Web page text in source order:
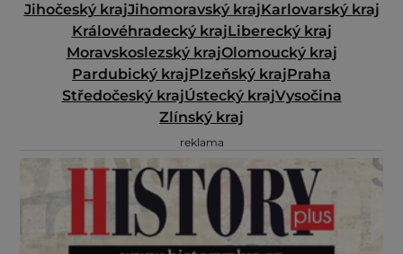
Jihočeský krajJihomoravský krajKarlovarský kraj
Královéhradecký krajLiberecký kraj
Moravskoslezský krajOlomoucký kraj
Pardubický krajPlzeňský krajPraha
Středočeský krajÚstecký krajVysočina
Zlínský kraj
reklama